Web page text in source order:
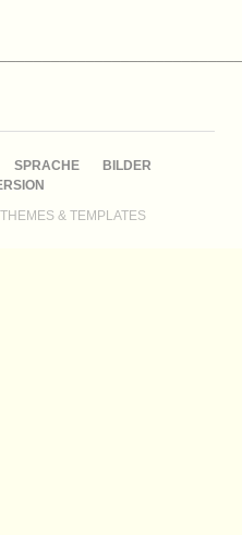
SPRACHE
BILDER
& TEMPLATES